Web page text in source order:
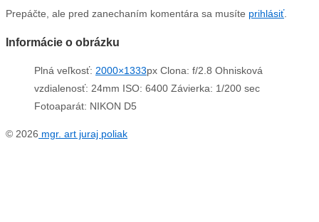
Prepáčte, ale pred zanechaním komentára sa musíte prihlásiť.
Informácie o obrázku
Plná veľkosť: 2000×1333px Clona: f/2.8 Ohnisková
vzdialenosť: 24mm ISO: 6400 Závierka: 1/200 sec
Fotoaparát: NIKON D5
© 2026 mgr. art juraj poliak